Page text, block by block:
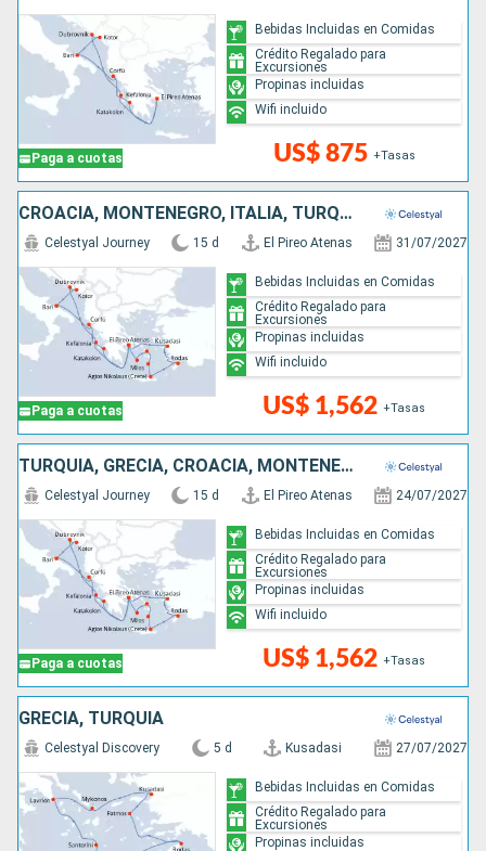
Paga a cuotas US$ 875 +Tasas
Bebidas Incluidas en Comidas
Crédito Regalado para
Excursiones
Propinas incluidas
Wifi incluido
CROACIA, MONTENEGRO, ITALIA, TURQUÍA, GRECIA
Paga a cuotas
Celestyal Journey 15 d El Pireo Atenas 31/07/2027
US$ 1,562 +Tasas
Bebidas Incluidas en Comidas
Crédito Regalado para
Excursiones
Propinas incluidas
Wifi incluido
TURQUÍA, GRECIA, CROACIA, MONTENEGRO, ITALIA
Paga a cuotas
Celestyal Journey 15 d El Pireo Atenas 24/07/2027
US$ 1,562 +Tasas
Bebidas Incluidas en Comidas
Crédito Regalado para
Excursiones
Propinas incluidas
Wifi incluido
GRECIA, TURQUÍA
Celestyal Discovery 5 d Kusadasi 27/07/2027
Bebidas Incluidas en Comidas
Crédito Regalado para
Excursiones
Propinas incluidas